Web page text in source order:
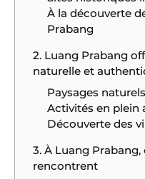
À la découverte
Prabang
2. Luang Prabang
naturelle et
Paysages naturels
Activités en plein
Découverte des
3. À Luang
rencontrent